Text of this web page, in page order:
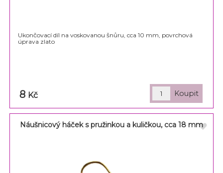
Ukončovací díl na voskovanou šnůru, cca 10 mm, povrchová
úprava zlato
8 Kč
Náušnicový háček s pružinkou a kuličkou, cca 18 mm